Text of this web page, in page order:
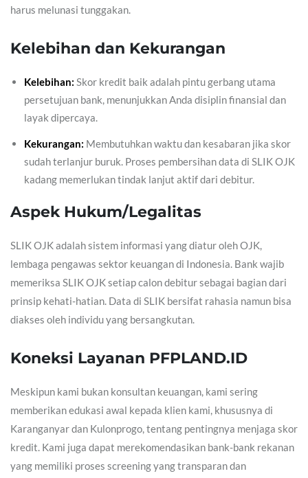
harus melunasi tunggakan.
Kelebihan dan Kekurangan
Kelebihan: Skor kredit baik adalah pintu gerbang utama
persetujuan bank, menunjukkan Anda disiplin finansial dan
layak dipercaya.
Kekurangan: Membutuhkan waktu dan kesabaran jika skor
sudah terlanjur buruk. Proses pembersihan data di SLIK OJK
kadang memerlukan tindak lanjut aktif dari debitur.
Aspek Hukum/Legalitas
SLIK OJK adalah sistem informasi yang diatur oleh OJK,
lembaga pengawas sektor keuangan di Indonesia. Bank wajib
memeriksa SLIK OJK setiap calon debitur sebagai bagian dari
prinsip kehati-hatian. Data di SLIK bersifat rahasia namun bisa
diakses oleh individu yang bersangkutan.
Koneksi Layanan PFPLAND.ID
Meskipun kami bukan konsultan keuangan, kami sering
memberikan edukasi awal kepada klien kami, khususnya di
Karanganyar dan Kulonprogo, tentang pentingnya menjaga skor
kredit. Kami juga dapat merekomendasikan bank-bank rekanan
yang memiliki proses screening yang transparan dan